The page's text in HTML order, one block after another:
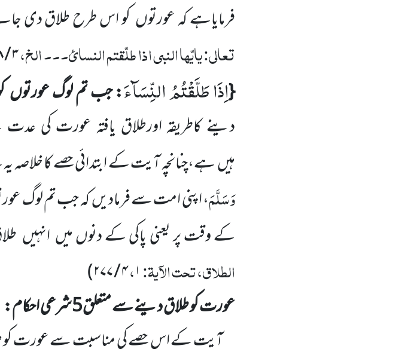
فرمایاہے کہ عورتوںکو اس طرح طلاق دی
تعالی: یایّہا النبی اذا طلّقتم النسائ۔۔۔ الخ،۳/
{اِذَا طَلَّقْتُمُ النِّسَآءَ: جب تم لوگ عورتوں
دینے کاطریقہ اورطلاق یافتہعورت کی عدت
ہیںہے،چنانچہ آیت کے ابتدائی حصے کا
وَسَلَّمَ،اپنی امت سے فرمادیںکہ جب تم لوگ
کے وقت پر یعنی پاکی کے دنوں میںانہیں
الطلاق، تحت الآیۃ:۱،۴/۲۷۷)
عورت کو طلاق دینے سے متعلق5شرعی احکام:
آیت کے اس حصے کی مناسبت سے عورت کو